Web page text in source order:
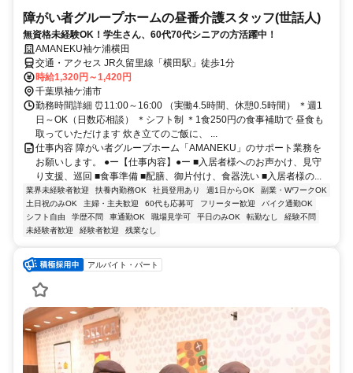
障がい者グループホームの昼番介護スタッフ(世話人)
無資格未経験OK！学生さん、60代70代シニアの方活躍中！
AMANEKU袖ケ浦横田
交通・アクセス JR久留里線「横田駅」徒歩1分
時給1,320円～1,420円
千葉県袖ケ浦市
勤務時間詳細 ⏰11:00～16:00 （実働4.5時間、休憩0.5時間） ＊週1
日～OK（日数応相談） ＊シフト制 ＊1食250円の食事補助で 昼食も
取っていただけます 炊き立てのご飯に、 ...
仕事内容 障がい者グループホーム「AMANEKU」のサポート業務を
お願いします。 ●ー【仕事内容】●ー ■入居者様へのお声かけ、見守
り支援、巡回 ■食事準備 ■配膳、御片付け、食器洗い ■入居者様の...
業界未経験者歓迎 扶養内勤務OK 社員登用あり 週1日からOK
副業・WワークOK
土日祝のみOK
主婦・主夫歓迎 60代も応募可 フリーター歓迎
バイク通勤OK
シフト自由
学歴不問 車通勤OK 職場見学可 平日のみOK 転勤なし
経験不問
未経験者歓迎
経験者歓迎 残業なし
アルバイト・パート